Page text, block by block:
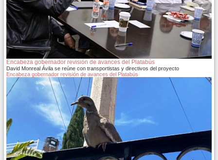
Encabeza gobernador revisión de avances del Platabús
David Monreal Ávila se reúne con transportistas y directivos del proyecto
Encabeza gobernador revisión de avances del Platabús